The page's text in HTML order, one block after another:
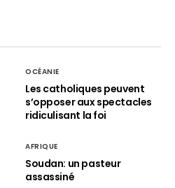
OCÉANIE
Les catholiques peuvent
s’opposer aux spectacles
ridiculisant la foi
AFRIQUE
Soudan: un pasteur
assassiné